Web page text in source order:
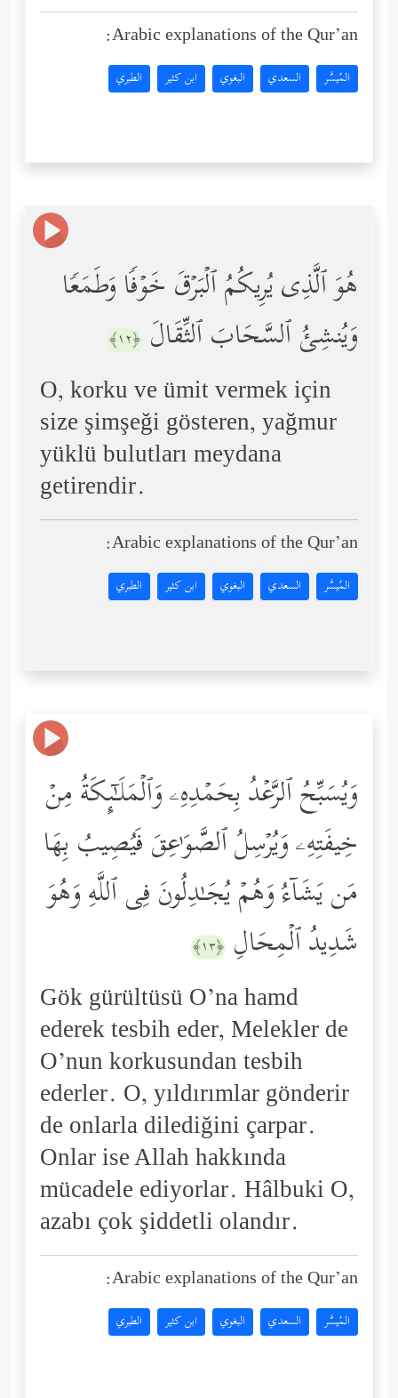
Arabic explanations of the Qur’an:
المُيسَّر السعدي البغوي ابن كثير الطبري
هُوَ ٱلَّذِی یُرِیكُمُ ٱلۡبَرۡقَ خَوۡفࣰا وَطَمَعࣰا
وَیُنشِئُ ٱلسَّحَابَ ٱلثِّقَالَ ﴿١٢﴾
O, korku ve ümit vermek için
size şimşeği gösteren, yağmur
yüklü bulutları meydana
getirendir.
Arabic explanations of the Qur’an:
المُيسَّر السعدي البغوي ابن كثير الطبري
وَیُسَبِّحُ ٱلرَّعۡدُ بِحَمۡدِهِۦ وَٱلۡمَلَـٰۤىِٕكَةُ مِنۡ
خِیفَتِهِۦ وَیُرۡسِلُ ٱلصَّوَ ٰ⁠عِقَ فَیُصِیبُ بِهَا
مَن یَشَاۤءُ وَهُمۡ یُجَـٰدِلُونَ فِی ٱللَّهِ وَهُوَ
شَدِیدُ ٱلۡمِحَالِ ﴿١٣﴾
Gök gürültüsü O’na hamd
ederek tesbih eder, Melekler de
O’nun korkusundan tesbih
ederler. O, yıldırımlar gönderir
de onlarla dilediğini çarpar.
Onlar ise Allah hakkında
mücadele ediyorlar. Hâlbuki O,
azabı çok şiddetli olandır.
Arabic explanations of the Qur’an:
المُيسَّر السعدي البغوي ابن كثير الطبري